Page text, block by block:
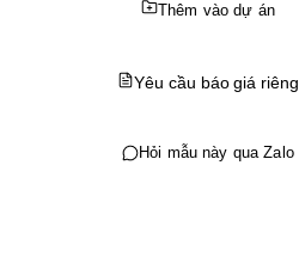
Thêm vào dự án
Yêu cầu báo giá riêng
Hỏi mẫu này qua Zalo